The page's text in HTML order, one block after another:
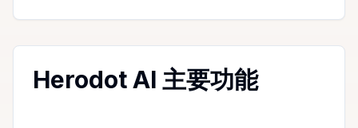
Herodot AI 主要功能